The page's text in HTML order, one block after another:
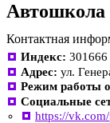
Автошкола
Контактная
Индекс: 301666
Адрес: ул.
Режим работы
Социальные
https://